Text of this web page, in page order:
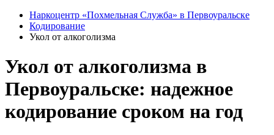
Наркоцентр «Похмельная Служба» в Первоуральске
Кодирование
Укол от алкоголизма
Укол от алкоголизма в
Первоуральске: надежное
кодирование сроком на год